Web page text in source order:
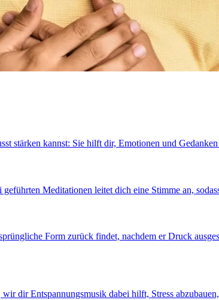
stärken kannst: Sie hilft dir, Emotionen und
Meditationen leitet dich eine Stimme an,
Form zurück findet, nachdem er Druck
dir Entspannungsmusik dabei hilft, Stress